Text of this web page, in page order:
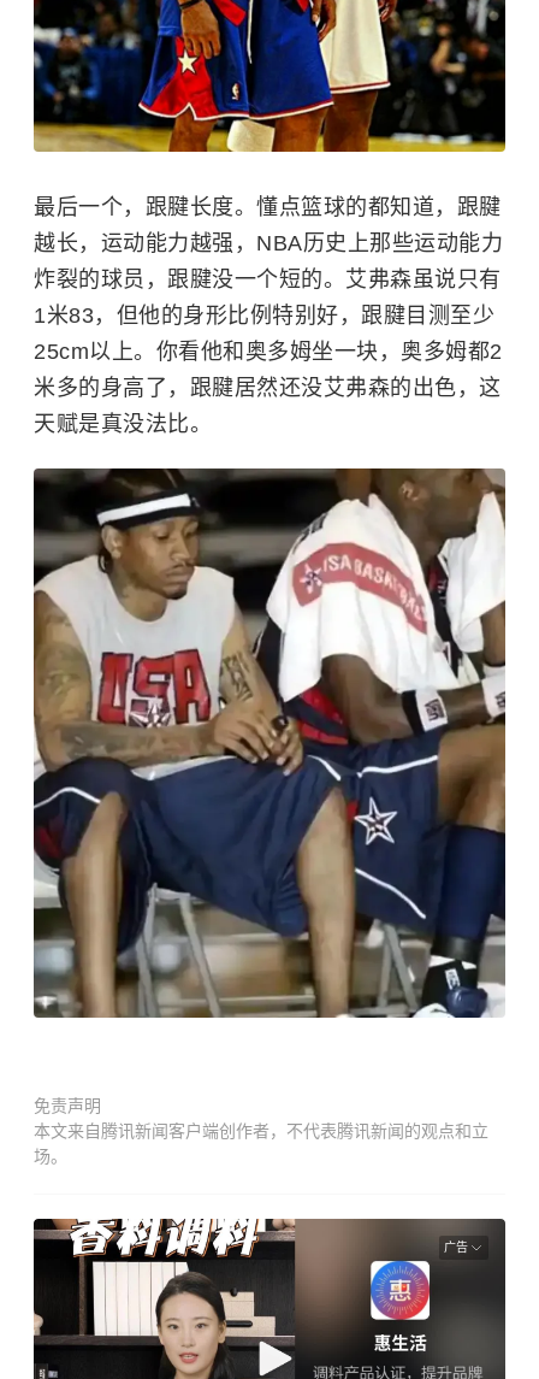
最后一个，跟腱长度。懂点篮球的都知道，跟腱
越长，运动能力越强， NBA历史上那些运动能力
炸裂的球员，跟腱没一个短的。艾弗森虽说只有
1米83，但他的身形比例特别好，跟腱目测至少
25cm以上。你看他和奥多姆坐一块，奥多姆都2
米多的身高了，跟腱居然还没艾弗森的出色，这
天赋是真没法比。
免责声明
本文来自腾讯新闻客户端创作者，不代表腾讯新闻的观点和立
场。
广告